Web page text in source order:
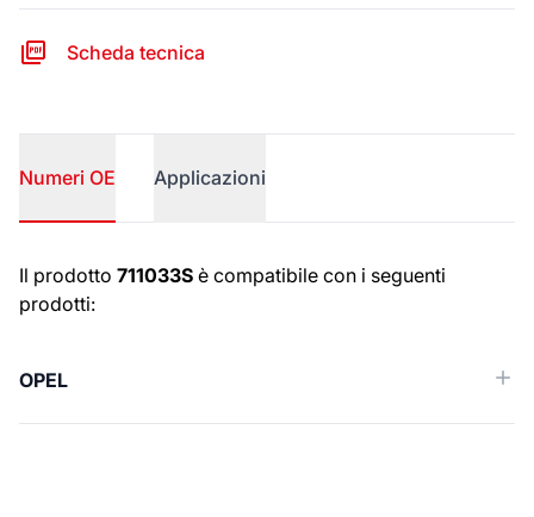
Scheda tecnica
Numeri OE Applicazioni
Numeri OE
Il prodotto 711033S è compatibile con i seguenti
prodotti:
OPEL